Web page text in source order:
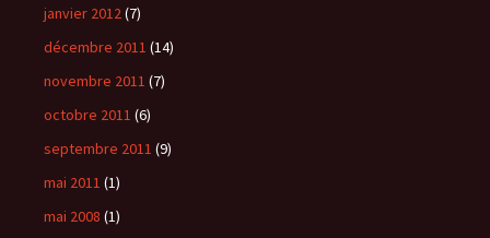
janvier 2012(7)
décembre 2011 (14)
novembre 2011 (7)
octobre 2011 (6)
septembre 2011 (9)
mai 2011 (1)
mai 2008 (1)